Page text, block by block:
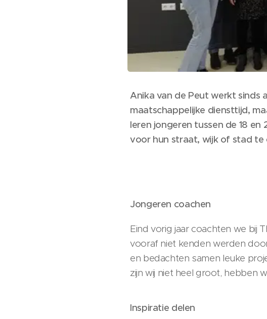
Anika van de Peut werkt sinds
maatschappelijke diensttijd,
leren jongeren tussen de 18
voor hun straat, wijk of stad te
Jongeren coachen
Eind vorig jaar coachten we bij
vooraf niet kenden werden
en bedachten samen leuke
zijn wij niet heel groot, hebben
Inspiratie delen